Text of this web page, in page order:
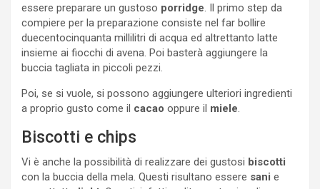
essere preparare un gustoso porridge . Il primo step da
compiere per la preparazione consiste nel far bollire
duecentocinquanta millilitri di acqua ed altrettanto latte
insieme ai fiocchi di avena. Poi basterà aggiungere la
buccia tagliata in piccoli pezzi.
Poi, se si vuole, si possono aggiungere ulteriori ingredienti
a proprio gusto come il cacao oppure il miele
Biscotti e chips
Vi è anche la possibilità di realizzare dei gustosi biscotti
con la buccia della mela. Questi risultano essere sani e